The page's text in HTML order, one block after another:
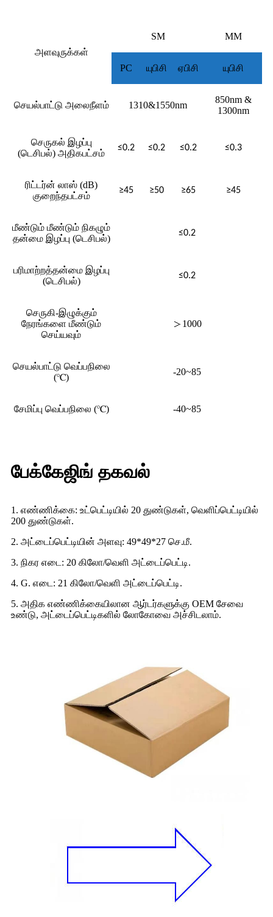
அளவுருக்கள்
SM MM
PC யுபிசி ஏபிசி யுபிசி
செயல்பாட்டு அலைநீளம் 1310&1550nm
850nm &
1300nm
செருகல் இழப்பு
(டெசிபல்) அதிகபட்சம்
≤0.2 ≤0.2 ≤0.2 ≤0.3
ரிட்டர்ன் லாஸ் (dB)
குறைந்தபட்சம்
≥45 ≥50 ≥65 ≥45
மீண்டும் மீண்டும் நிகழும்
தன்மை இழப்பு (டெசிபல்)
≤0.2
பரிமாற்றத்தன்மை இழப்பு
(டெசிபல்)
≤0.2
செருகி-இழுக்கும்
நேரங்களை மீண்டும்
செய்யவும்
＞ 1000
செயல்பாட்டு வெப்பநிலை
(℃)
-20~85
சேமிப்பு வெப்பநிலை (℃) -40~85
பேக்கேஜிங் தகவல்
1. எண்ணிக்கை: உட்பெட்டியில் 20 துண்டுகள், வெளிப்பெட்டியில்
200 துண்டுகள்.
2. அட்டைப்பெட்டியின் அளவு: 49*49*27 செ.மீ.
3. நிகர எடை: 20 கிலோ/வெளி அட்டைப்பெட்டி.
4. G. எடை: 21 கிலோ/வெளி அட்டைப்பெட்டி.
5. அதிக எண்ணிக்கையிலான ஆர்டர்களுக்கு OEM சேவை
உண்டு, அட்டைப்பெட்டிகளில் லோகோவை அச்சிடலாம்.